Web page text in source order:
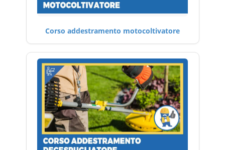
Corso addestramento motocoltivatore